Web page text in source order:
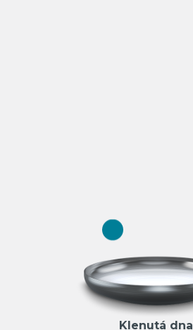
Klenutá dna